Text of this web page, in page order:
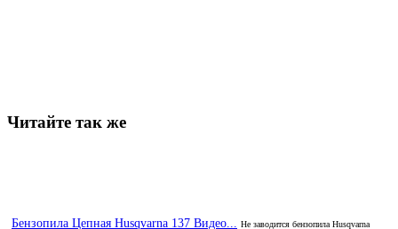
Читайте так же
Бензопила Цепная Husqvarna 137 Видео... Не заводится бензопила Husqvarna